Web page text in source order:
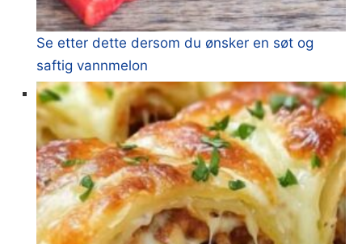
Se etter dette dersom du ønsker en søt og
saftig vannmelon